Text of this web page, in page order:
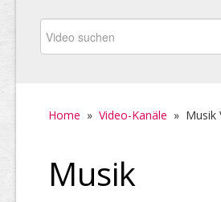
Home » Video-Kanäle » Musik
Musik